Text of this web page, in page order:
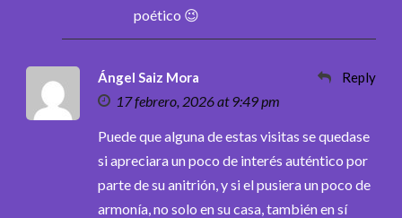
poético 😉
Ángel Saiz Mora
17 febrero, 2026 at 9:49 pm
Reply
Puede que alguna de estas visitas se quedase
si apreciara un poco de interés auténtico por
parte de su anitrión, y si el pusiera un poco de
armonía, no solo en su casa, también en sí